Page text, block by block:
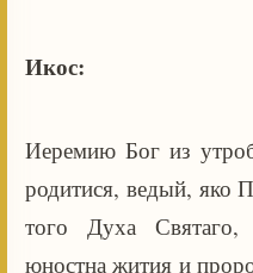
Икос:
Иеремию Бог из
родитися, ведый, яко
того Духа Святаго,
юностна жития и